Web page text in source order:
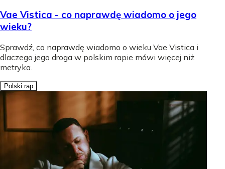
Vae Vistica - co naprawdę wiadomo o jego
wieku?
Sprawdź, co naprawdę wiadomo o wieku Vae Vistica i
dlaczego jego droga w polskim rapie mówi więcej niż
metryka.
Polski rap